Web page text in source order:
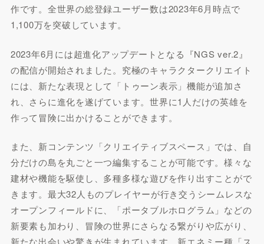
作です。全世界の総登録ユーザー数は2023年6月時点で
1,100万を突破しています。
2023年6月には超進化アップデートとなる『NGS ver.2』
の配信が開始されました。究極のキャラクタークリエイト
には、新たな表現として「トゥーン表示」機能が追加さ
れ、さらに進化を遂げています。世界に1人だけの英雄を
作って冒険に出かけることができます。
また、新コンテンツ「クリエイティブスペース」では、自
分だけの島を丸ごと一つ編集することが可能です。様々な
建材や機能を駆使し、多種多様な遊びを作り出すことがで
きます。最大32人ものプレイヤーが行き交うシームレスな
オープンフィールドに、「ポータブルホログラム」などの
新要素も加わり、冒険の世界にさらなる繋がりや広がり、
新たな出会いや驚きが生まれています。新エネミー種「ス